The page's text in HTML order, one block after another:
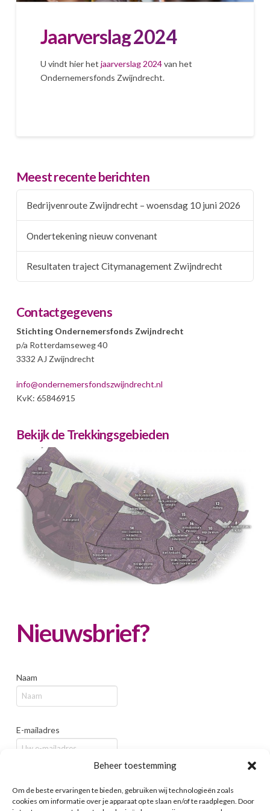
Beheer toestemming
Om de beste ervaringen te bieden, gebruiken wij technologieën zoals
cookies om informatie over je apparaat op te slaan en/of te raadplegen. Door
Jaarverslag 2024
U vindt hier het jaarverslag 2024van het
Ondernemersfonds Zwijndrecht.
Meest recente berichten
Bedrijvenroute Zwijndrecht – woensdag 10 juni 2026
Ondertekening nieuw convenant
Resultaten traject Citymanagement Zwijndrecht
Contactgegevens
Stichting Ondernemersfonds Zwijndrecht
p/a Rotterdamseweg 40
3332 AJ Zwijndrecht
info@ondernemersfondszwijndrecht.nl
KvK: 65846915
Bekijk de Trekkingsgebieden
Nieuwsbrief?
Naam
E-mailadres